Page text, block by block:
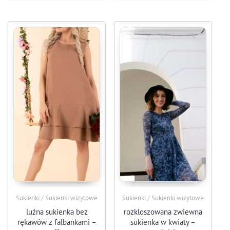
Sukienki / Sukienki wizytowe
luźna sukienka bez
rękawów z falbankami –
Sukienki / Sukienki wizytowe
rozkloszowana zwiewna
sukienka w kwiaty –